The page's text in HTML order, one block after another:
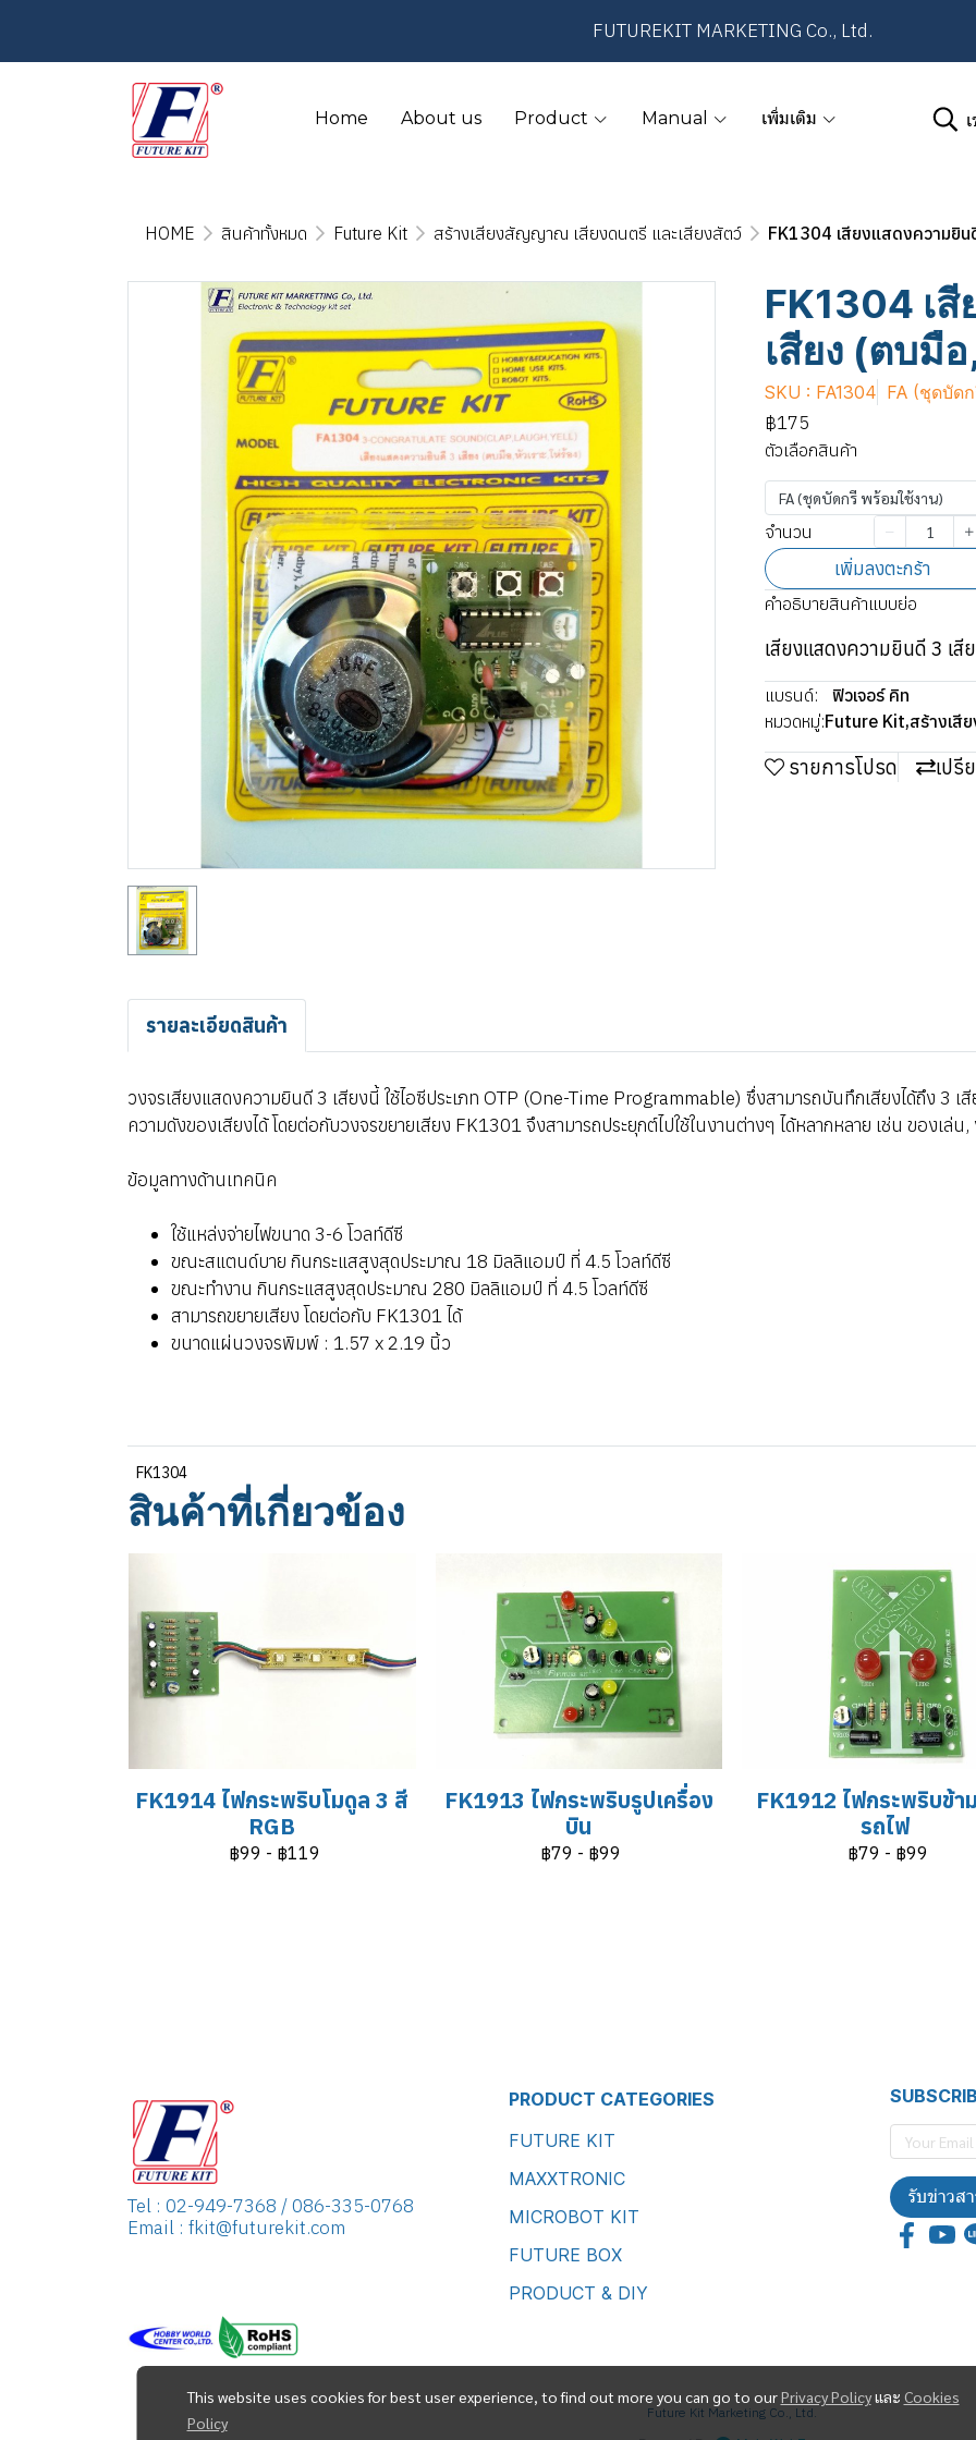
FUTUREKIT MARKETING Co., Ltd.
Home About us Product Manual เพิ่มเติม
HOME สินค้าทั้งหมด Future Kit สร้างเสียงสัญญาณ เสียงดนตรี และเสียงสัตว์ FK1304 เสียงแสดงความยิน
FK1304 เ
เสียง (ตบมื
SKU : FA1304 FA (ชุดบัด
฿175
ตัวเลือกสินค้า
FA (ชุดบัดกรี พร้อมใช้งาน)
จำนวน
เพิ่มลงตะกร้า
คำอธิบายสินค้าแบบย่อ
เสียงแสดงความยินดี 3 เสี
แบรนด์:
ฟิวเจอร์ คิท
หมวดหมู่:Future Kit,สร้างเสี
รายการโปรด เปรี
รายละเอียดสินค้า
วงจรเสียงแสดงความยินดี 3 เสียงนี้ ใช้ไอซีประเภท OTP (One-Time Programmable) ซึ่งสามารถบันทึกเสียงได้ถึง 3 เ
ความดังของเสียงได้ โดยต่อกับวงจรขยายเสียง FK1301 จึงสามารถประยุกต์ไปใช้ในงานต่างๆ ได้หลากหลาย เช่น ของเล่
ข้อมูลทางด้านเทคนิค
ใช้แหล่งจ่ายไฟขนาด 3-6 โวลท์ดีซี
ขณะสแตนด์บาย กินกระแสสูงสุดประมาณ 18 มิลลิแอมป์ ที่ 4.5 โวลท์ดีซี
ขณะทำงาน กินกระแสสูงสุดประมาณ 280 มิลลิแอมป์ ที่ 4.5 โวลท์ดีซี
สามารถขยายเสียง โดยต่อกับ FK1301 ได้
ขนาดแผ่นวงจรพิมพ์ : 1.57 x 2.19 นิ้ว
FK1304
สินค้าที่เกี่ยวข้อง
FK1914 ไฟกระพริบโมดูล 3 สี
RGB
฿99 - ฿119
FK1913 ไฟกระพริบรูปเครื่อง
บิน
฿79 - ฿99
FK1912 ไฟกระพริบข้า
รถไฟ
฿79 - ฿99
This website uses cookies for best user experience, to find out more you can go to ourPrivacy Policyและ Cookies
Policy
Tel : 02-949-7368 / 086-335-0768
Email : fkit@futurekit.com
PRODUCT CATEGORIES
FUTURE KIT
MAXXTRONIC
MICROBOT KIT
FUTURE BOX
PRODUCT & DIY
รับข่าวส
Future Kit Marketing Co., Ltd.